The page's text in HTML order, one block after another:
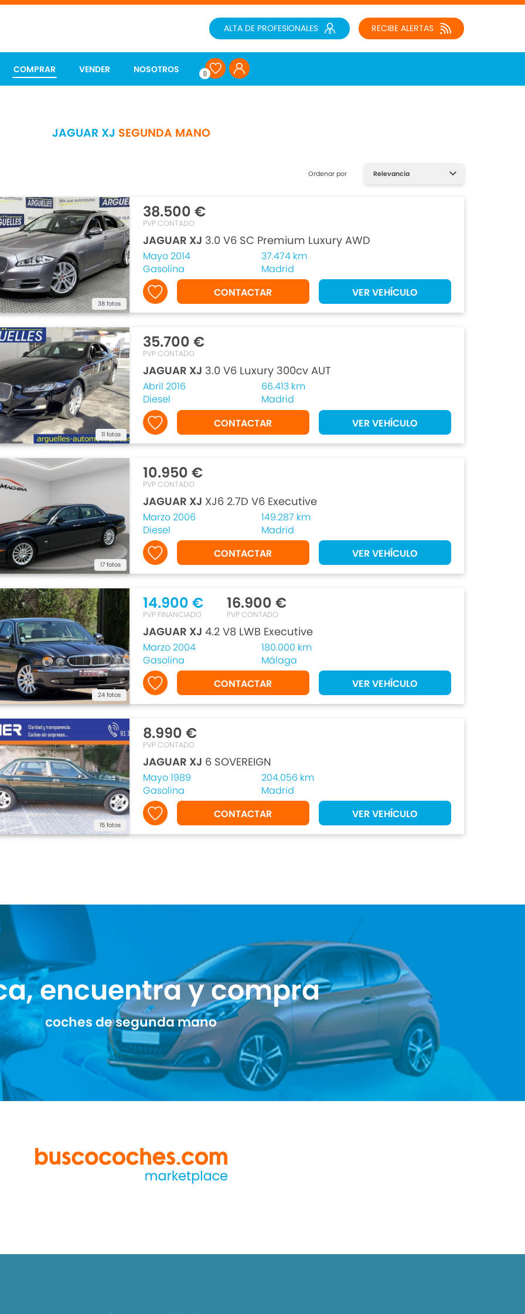
RECIBE ALERTAS
ALTA DE PROFESIONALES
COMPRAR VENDER NOSOTROS 0
JAGUAR XJ SEGUNDA MANO
Ordenar por
38 fotos
38.500 €
PVP CONTADO
JAGUAR XJ 3.0 V6 SC Premium Luxury AWD
Mayo 2014
Gasolina
37.474 km
Madrid
CONTACTAR
VER VEHÍCULO
11 fotos
35.700 €
PVP CONTADO
JAGUAR XJ 3.0 V6 Luxury 300cv AUT
Abril 2016
Diesel
66.413 km
Madrid
CONTACTAR
VER VEHÍCULO
17 fotos
10.950 €
PVP CONTADO
JAGUAR XJ XJ6 2.7D V6 Executive
Marzo 2006
Diesel
149.287 km
Madrid
CONTACTAR
VER VEHÍCULO
24 fotos
14.900 €
PVP FINANCIADO
16.900 €
PVP CONTADO
JAGUAR XJ 4.2 V8 LWB Executive
Marzo 2004
Gasolina
180.000 km
Málaga
CONTACTAR
VER VEHÍCULO
15 fotos
8.990 €
PVP CONTADO
JAGUAR XJ 6 SOVEREIGN
Mayo 1989
Gasolina
204.056 km
Madrid
CONTACTAR
VER VEHÍCULO
encuentra y compra
coches de segunda mano